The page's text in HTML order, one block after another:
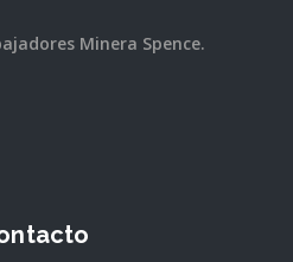
Minera Spence.